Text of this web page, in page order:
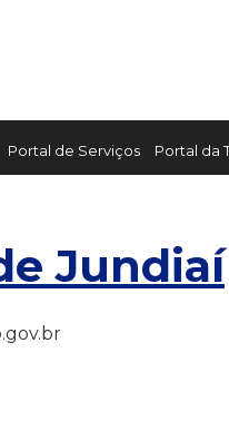
Portal de Serviços Portal da
Jundiaí